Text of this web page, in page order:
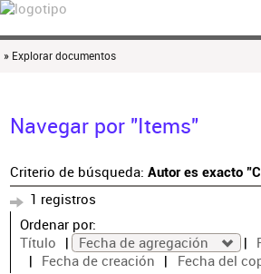
» Explorar documentos
Navegar por "Items"
Criterio de búsqueda: Autor es exacto
1 registros
Ordenar por:
Título
Fecha de agregación
Fecha de creación
Fecha del